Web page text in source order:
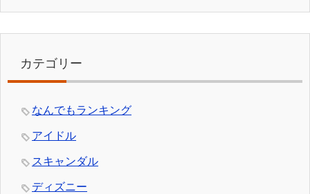
カテゴリー
なんでもランキング
アイドル
スキャンダル
ディズニー